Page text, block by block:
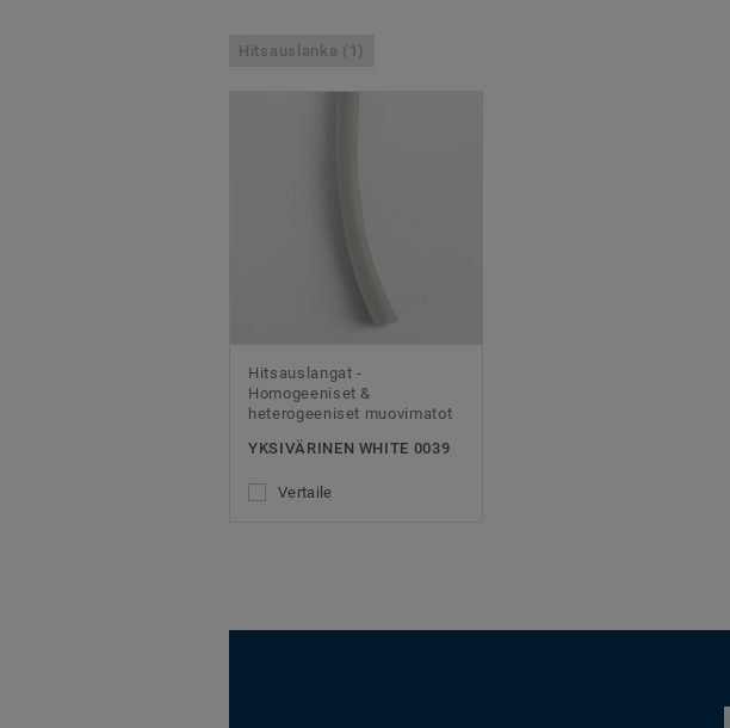
Hitsauslanka (1)
Hitsauslangat -
Homogeeniset &
heterogeeniset muovimatot
YKSIVÄRINEN WHITE 0039
Vertaile